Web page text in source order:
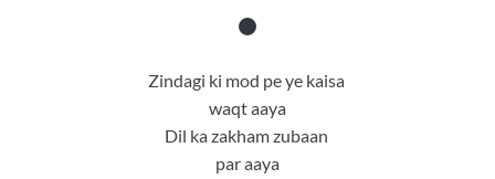
Zindagi ki mod pe ye kaisa
waqt aaya
Dil ka zakham zubaan
par aaya